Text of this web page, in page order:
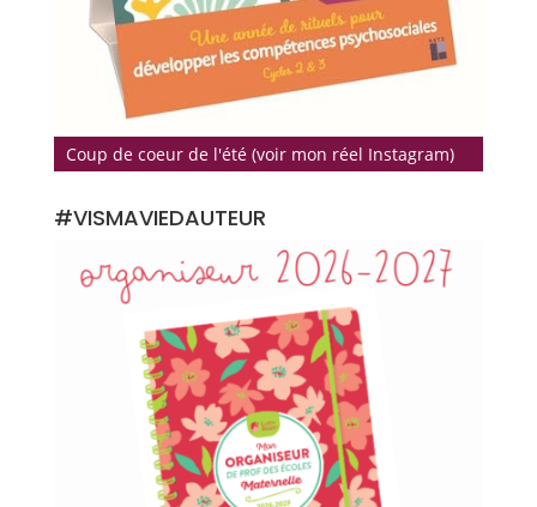
Coup de coeur de l'été (voir mon réel Instagram)
#VISMAVIEDAUTEUR